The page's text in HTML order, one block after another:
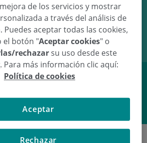
16:08 3.36Kg 50cm
de los servicios y mostrar
a través del análisis de
Puedes aceptar todas las cookies,
el botón "Aceptar cookies" o
rechazarsu uso desde este
. Para más información clic aquí:
Política de cookies
Rechazar
Aceptar